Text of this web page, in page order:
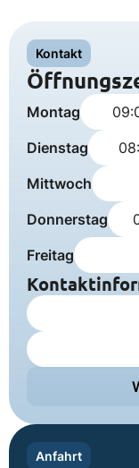
Kontakt
Montag
Dienstag
Mittwoch
Donnerstag
Freitag
Anfahrt